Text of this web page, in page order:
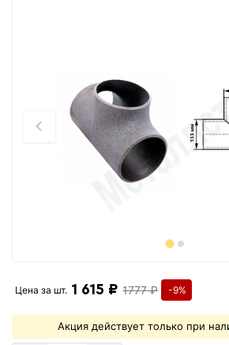
Цена за шт. 1 615 ₽ 1777 ₽ -9%
Акция действует только при